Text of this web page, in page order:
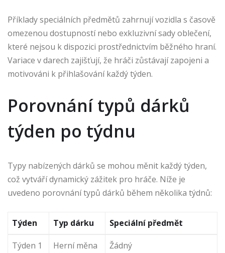
Příklady speciálních předmětů zahrnují vozidla s časově
omezenou dostupností nebo exkluzivní sady oblečení,
které nejsou k dispozici prostřednictvím běžného hraní.
Variace v darech zajišťují, že hráči zůstávají zapojeni a
motivováni k přihlašování každý týden.
Porovnání typů dárků
týden po týdnu
Typy nabízených dárků se mohou měnit každý týden,
což vytváří dynamický zážitek pro hráče. Níže je
uvedeno porovnání typů dárků během několika týdnů:
Týden Typ dárku Speciální předmět
Týden 1 Herní měna
Žádný